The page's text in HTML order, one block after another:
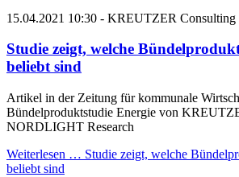
15.04.2021 10:30 - KREUTZER Consulting
Studie zeigt, welche
beliebt sind
Artikel in der Zeitung für kommunale
Bündelproduktstudie Energie von
NORDLIGHT Research
Weiterlesen … Studie zeigt, welche
beliebt sind